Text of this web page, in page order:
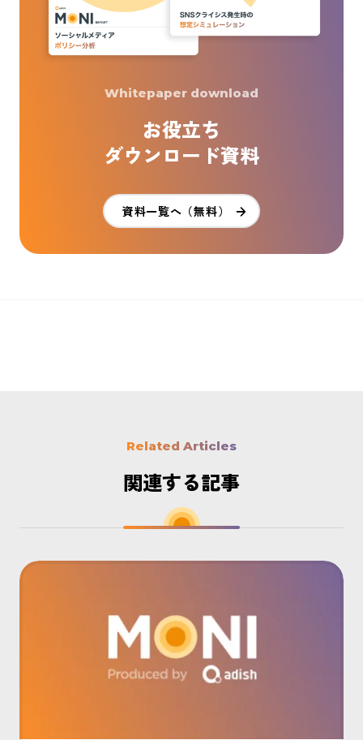
Whitepaper download
お役立ち
ダウンロード資料
資料一覧へ（無料）
Related Articles
関連する記事